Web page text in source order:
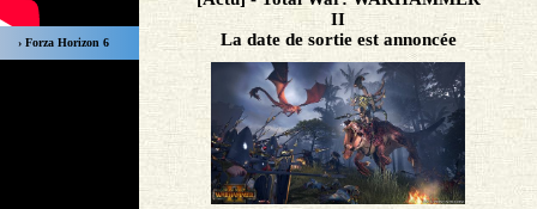
› Forza Horizon 6
II
La date de sortie est annoncée